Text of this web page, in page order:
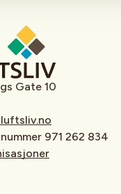
Gate 10
971 262 834